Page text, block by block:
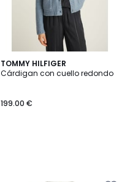
TOMMY HILFIGER
Cárdigan con cuello redondo
199.00 €